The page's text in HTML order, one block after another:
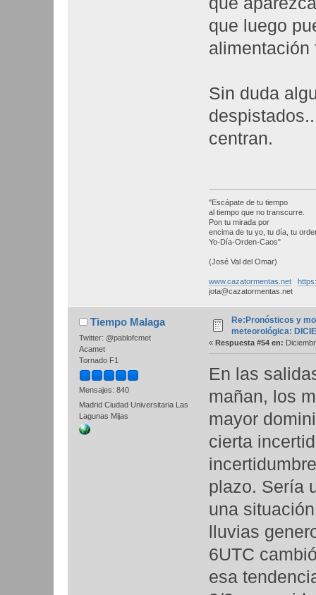
que luego
alimentación
Sin duda
centran.
"Escápate de tu tiempo
al tiempo que no transcurre.
Pon tu mirada por
encima de tu yo, tu día, tu
Yo-Día-Orden-Caos"
(José Val del Omar)
www.cazatormentas.net
jota@cazatormentas.net
Tiempo Malaga
Twitter: @pablofcmet
Acamet
Tornado F1
Mensajes: 840
Madrid Ciudad Universitaria Las
Lagunas Mijas
Re:Pronósticos y
meteorológica:
« Respuesta #54 en:
En las
mañan, los
mayor
cierta
plazo. Sería
una
lluvias
6UTC
esa